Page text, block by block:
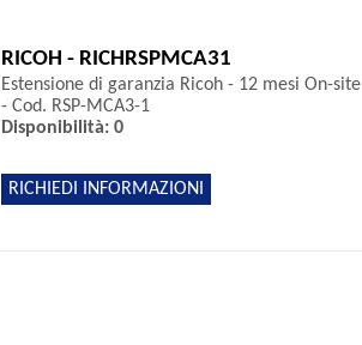
RICOH - RICHRSPMCA31
Estensione di garanzia Ricoh - 12 mesi On-site
- Cod. RSP-MCA3-1
Disponibilità: 0
RICHIEDI INFORMAZIONI